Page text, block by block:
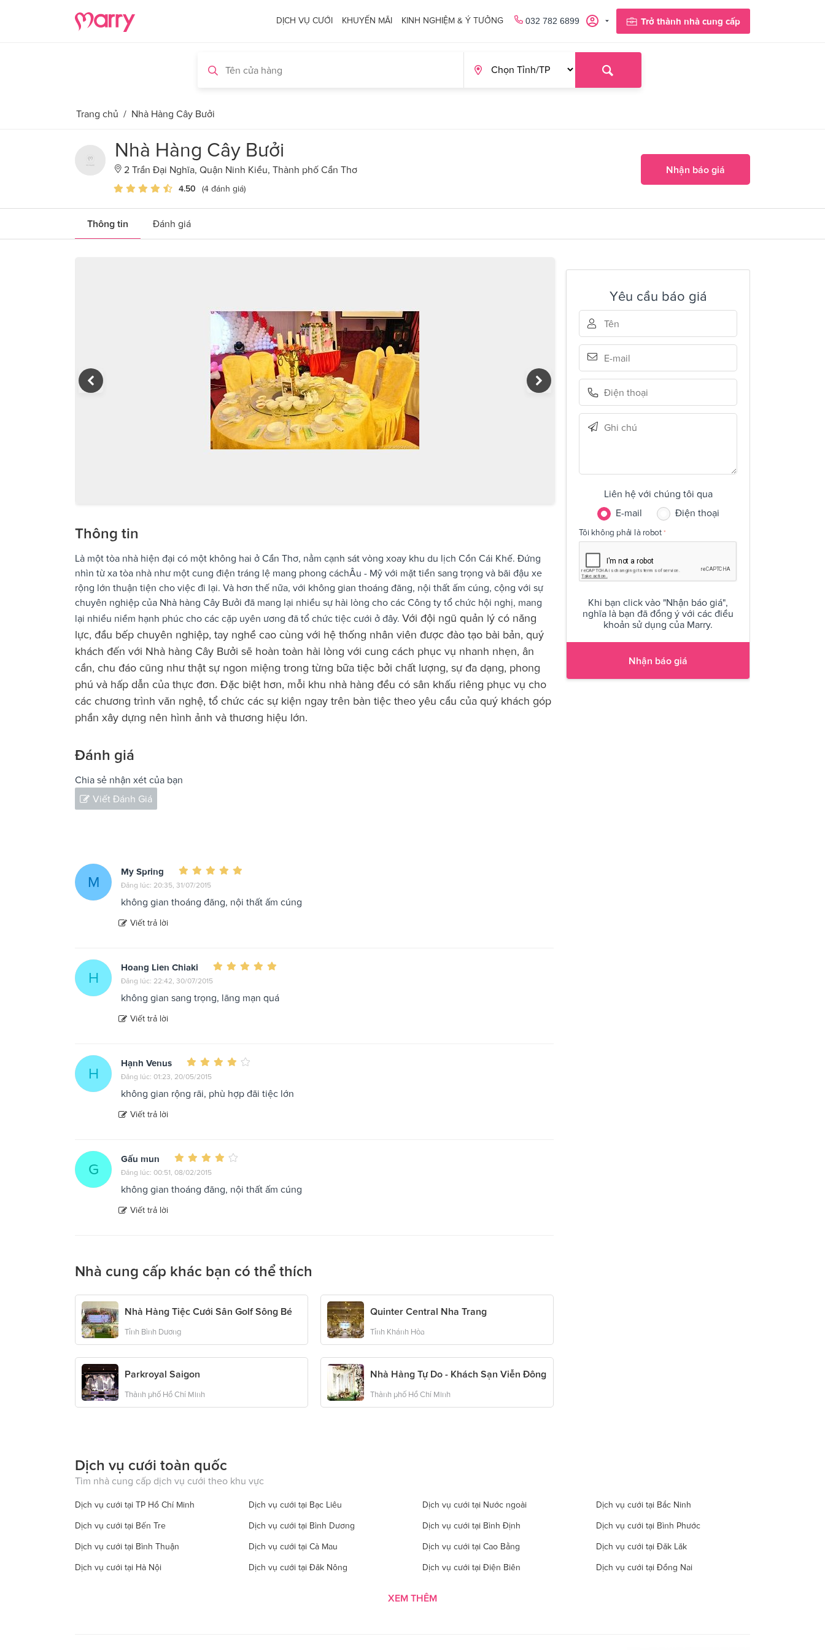
Trở thành nhà cung cấp
032 782 6899
DỊCH VỤ CƯỚI KHUYẾN MÃI KINH NGHIỆM & Ý TƯỞNG
Trang chủ / Nhà Hàng Cây Bưởi
Nhà Hàng Cây Bưởi
2 Trần Đại Nghĩa, Quận Ninh Kiều, Thành phố Cần Thơ
4.50 (4 đánh giá)
Nhận báo giá
Thông tin Đánh giá
Thông tin
Là một tòa nhà hiện đại có một không hai ở Cần Thơ, nằm cạnh sát vòng xoay khu du lịch Cồn Cái Khế. Đứng
nhìn từ xa tòa nhà như một cung điện tráng lệ mang phong cáchÂu - Mỹ với mặt tiền sang trọng và bãi đậu xe
rộng lớn thuận tiện cho việc đi lại. Và hơn thế nữa, với không gian thoáng đãng, nội thất ấm cúng, cộng với sự
chuyên nghiệp của Nhà hàng Cây Bưởi đã mang lại nhiều sự hài lòng cho các Công ty tổ chức hội nghị, mang
lại nhiều niềm hạnh phúc cho các cặp uyên ương đã tổ chức tiệc cưới ở đây. Với đội ngũ quản lý có năng
lực, đầu bếp chuyên nghiệp, tay nghề cao cùng với hệ thống nhân viên được đào tạo bài bản, quý
khách đến với Nhà hàng Cây Bưởi sẽ hoàn toàn hài lòng với cung cách phục vụ nhanh nhẹn, ân
cần, chu đáo cũng như thật sự ngon miệng trong từng bữa tiệc bởi chất lượng, sự đa dạng, phong
phú và hấp dẫn của thực đơn. Đặc biệt hơn, mỗi khu nhà hàng đều có sân khấu riêng phục vụ cho
các chương trình văn nghệ, tổ chức các sự kiện ngay trên bàn tiệc theo yêu cầu của quý khách góp
phần xây dựng nên hình ảnh và thương hiệu lớn.
Đánh giá
Chia sẻ nhận xét của bạn
Viết Đánh Giá
M
My Spring
Đăng lúc: 20:35, 31/07/2015
không gian thoáng đãng, nội thất ấm cúng
Viết trả lời
H
Hoang Lien Chiaki
Đăng lúc: 22:42, 30/07/2015
không gian sang trọng, lãng mạn quá
Viết trả lời
H
Hạnh Venus
Đăng lúc: 01:23, 20/05/2015
không gian rộng rãi, phù hợp đãi tiệc lớn
Viết trả lời
G
Gấu mun
Đăng lúc: 00:51, 08/02/2015
không gian thoáng đãng, nội thất ấm cúng
Viết trả lời
Nhà cung cấp khác bạn có thể thích
Nhà Hàng Tiệc Cưới Sân Golf Sông Bé
Tỉnh Bình Dương
Quinter Central Nha Trang
Tỉnh Khánh Hòa
Parkroyal Saigon
Thành phố Hồ Chí Minh
Nhà Hàng Tự Do - Khách Sạn Viễn Đông
Thành phố Hồ Chí Minh
Yêu cầu báo giá
Liên hệ với chúng tôi qua
E-mail
Điện thoại
Tôi không phải là robot
Khi bạn click vào "Nhận báo giá",
nghĩa là bạn đã đồng ý với các điều
khoản sử dụng của Marry.
Nhận báo giá
Dịch vụ cưới toàn quốc
Tìm nhà cung cấp dịch vụ cưới theo khu vực
Dịch vụ cưới tại TP Hồ Chí Minh Dịch vụ cưới tại Bạc Liêu Dịch vụ cưới tại Nước ngoài Dịch vụ cưới tại Bắc Ninh
Dịch vụ cưới tại Bến Tre Dịch vụ cưới tại Bình Dương Dịch vụ cưới tại Bình Định Dịch vụ cưới tại Bình Phước
Dịch vụ cưới tại Bình Thuận Dịch vụ cưới tại Cà Mau Dịch vụ cưới tại Cao Bằng Dịch vụ cưới tại Đăk Lăk
Dịch vụ cưới tại Hà Nội Dịch vụ cưới tại Đăk Nông Dịch vụ cưới tại Điện Biên Dịch vụ cưới tại Đồng Nai
XEM THÊM